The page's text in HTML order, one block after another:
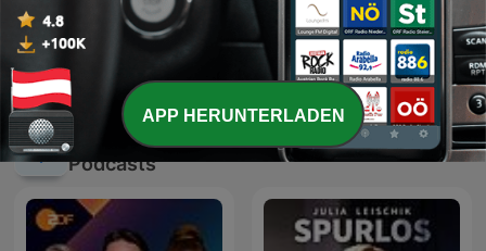
Mehr Folgen anzeigen
Mehr Wahre Kriminalfälle-
Podcasts
Alle ansehen
APP HERUNTERLADEN